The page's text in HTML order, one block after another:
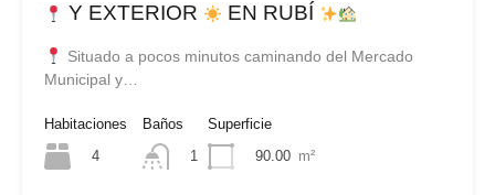
Y EXTERIOR
EN RUBÍ
Situado a pocos minutos caminando del Mercado
Municipal y…
Habitaciones
4
Baños
1
Superficie
90.00 m²